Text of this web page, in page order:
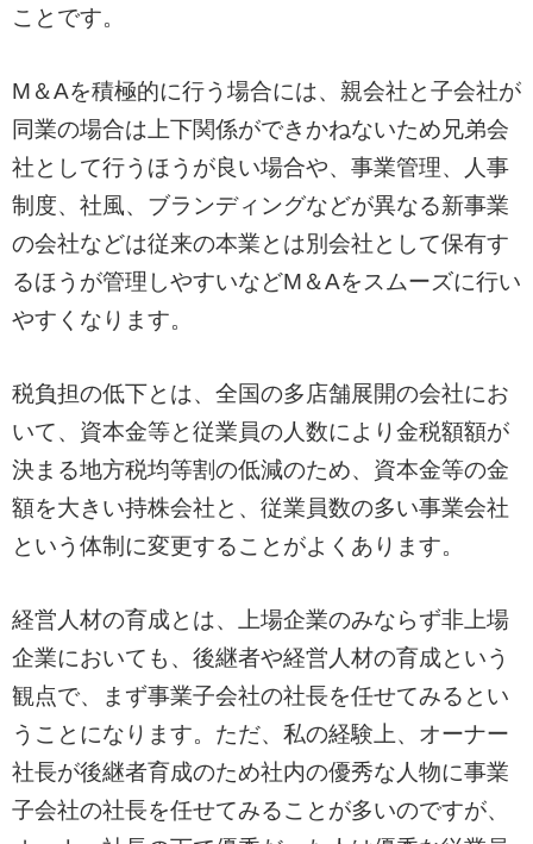
ことです。
M＆Aを積極的に行う場合には、親会社と子会社が
同業の場合は上下関係ができかねないため兄弟会
社として行うほうが良い場合や、事業管理、人事
制度、社風、ブランディングなどが異なる新事業
の会社などは従来の本業とは別会社として保有す
るほうが管理しやすいなどM＆Aをスムーズに行い
やすくなります。
税負担の低下とは、全国の多店舗展開の会社にお
いて、資本金等と従業員の人数により金税額額が
決まる地方税均等割の低減のため、資本金等の金
額を大きい持株会社と、従業員数の多い事業会社
という体制に変更することがよくあります。
経営人材の育成とは、上場企業のみならず非上場
企業においても、後継者や経営人材の育成という
観点で、まず事業子会社の社長を任せてみるとい
うことになります。ただ、私の経験上、オーナー
社長が後継者育成のため社内の優秀な人物に事業
子会社の社長を任せてみることが多いのですが、